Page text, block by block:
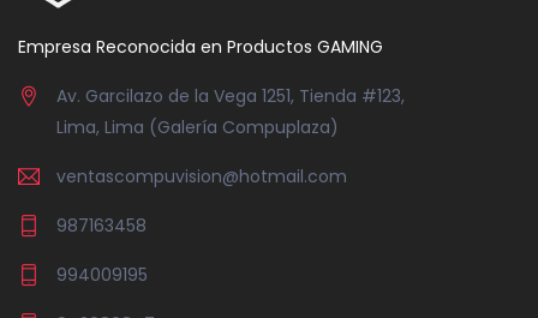
Empresa Reconocida en Productos GAMING
Av. Garcilazo de la Vega 1251, Tienda #123,
Lima, Lima (Galería Compuplaza)
ventascompuvision@hotmail.com
987163458
994009195